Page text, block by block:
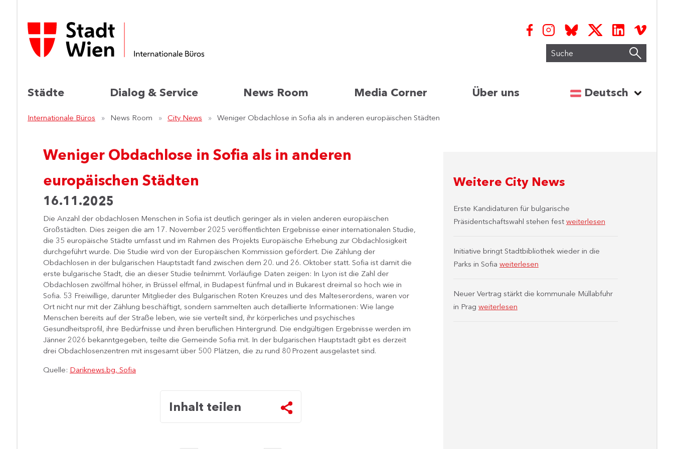
Suche
Städte Dialog & Service News Room Media Corner Über uns Sprache
Deutsch
Internationale Büros News Room City News Weniger Obdachlose in Sofia als in anderen europäischen Städten
Weniger Obdachlose in Sofia als in anderen
europäischen Städten
16.11.2025
Die Anzahl der obdachlosen Menschen in Sofia ist deutlich geringer als in vielen anderen europäischen
Großstädten. Dies zeigen die am 17. November 2025 veröffentlichten Ergebnisse einer internationalen Studie,
die 35 europäische Städte umfasst und im Rahmen des Projekts Europäische Erhebung zur Obdachlosigkeit
durchgeführt wurde. Die Studie wird von der Europäischen Kommission gefördert. Die Zählung der
Obdachlosen in der bulgarischen Hauptstadt fand zwischen dem 20. und 26. Oktober statt. Sofia ist damit die
erste bulgarische Stadt, die an dieser Studie teilnimmt. Vorläufige Daten zeigen: In Lyon ist die Zahl der
Obdachlosen zwölfmal höher, in Brüssel elfmal, in Budapest fünfmal und in Bukarest dreimal so hoch wie in
Sofia. 53 Freiwillige, darunter Mitglieder des Bulgarischen Roten Kreuzes und des Malteserordens, waren vor
Ort nicht nur mit der Zählung beschäftigt, sondern sammelten auch detaillierte Informationen: Wie lange
Menschen bereits auf der Straße leben, wie sie verteilt sind, ihr körperliches und psychisches
Gesundheitsprofil, ihre Bedürfnisse und ihren beruflichen Hintergrund. Die endgültigen Ergebnisse werden im
Jänner 2026 bekanntgegeben, teilte die Gemeinde Sofia mit. In der bulgarischen Hauptstadt gibt es derzeit
drei Obdachlosenzentren mit insgesamt über 500 Plätzen, die zu rund 80 Prozent ausgelastet sind.
Quelle: Dariknews.bg, Sofia
Inhalt teilen
Weitere City News
Erste Kandidaturen für bulgarische
Präsidentschaftswahl stehen fest weiterlesen
Initiative bringt Stadtbibliothek wieder in die
Parks in Sofia weiterlesen
Neuer Vertrag stärkt die kommunale Müllabfuhr
in Prag weiterlesen